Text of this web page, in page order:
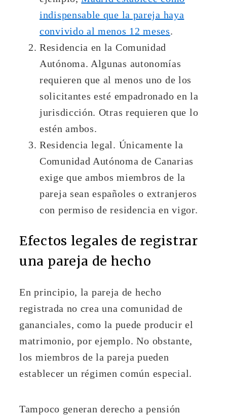
indispensable que la pareja haya
convivido al menos 12 meses.
Residencia en la Comunidad
Autónoma. Algunas autonomías
requieren que al menos uno de los
solicitantes esté empadronado en la
jurisdicción. Otras requieren que lo
estén ambos.
Residencia legal. Únicamente la
Comunidad Autónoma de Canarias
exige que ambos miembros de la
pareja sean españoles o extranjeros
con permiso de residencia en vigor.
Efectos legales de registrar
una pareja de hecho
En principio, la pareja de hecho
registrada no crea una comunidad de
gananciales, como la puede producir el
matrimonio, por ejemplo. No obstante,
los miembros de la pareja pueden
establecer un régimen común especial.
Tampoco generan derecho a pensión